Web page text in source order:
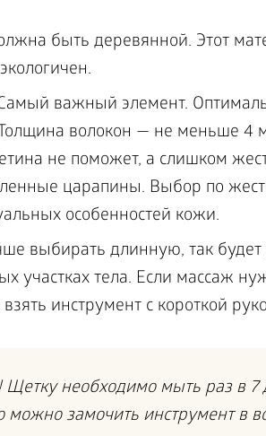
быть деревянной. Этот
важный элемент.
волокон — не меньше 4
не поможет, а слишком
царапины. Выбор по
особенностей кожи.
выбирать длинную, так
участках тела. Если массаж
инструмент с короткой
необходимо мыть раз в 7
можно замочить инструмент в